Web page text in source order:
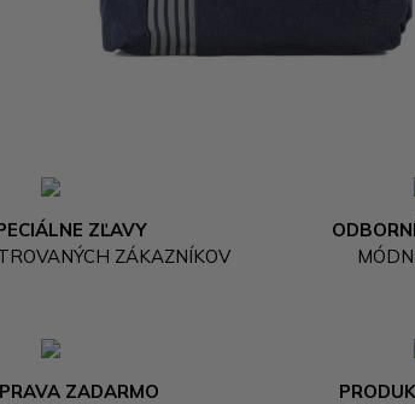
ZĽAVY
ZÁKAZNÍKOV
ZADARMO